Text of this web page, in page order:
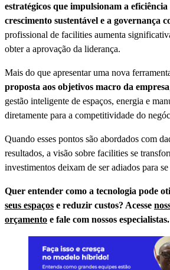
estratégicos que impulsionam a
crescimento sustentável e a governança
profissional de facilities aumenta
obter a aprovação da liderança.
Mais do que apresentar uma nova
proposta aos objetivos macro da empresa
gestão inteligente de espaços, energia e
diretamente para a competitividade do
Quando esses pontos são abordados com
resultados, a visão sobre facilities se
investimentos deixam de ser adiados para
Quer entender como a tecnologia pode
seus espaços e reduzir custos? Acesse
orçamento e fale com nossos especialistas.